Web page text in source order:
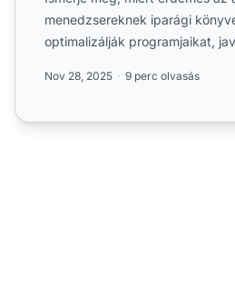
menedzsereknek iparági
optimalizálják programjaikat,
Nov 28, 2025 9 perc olvasás